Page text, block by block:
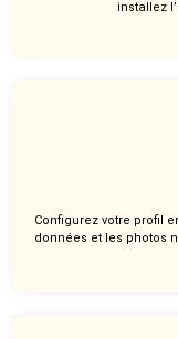
installez
Configurez votre profil
données et les photos